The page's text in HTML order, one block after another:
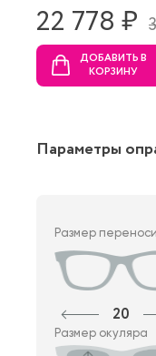
22 778 ₷
ДОБАВИТЬ В
КОРЗИНУ
Параметры
Размер
20
Размер окуляра